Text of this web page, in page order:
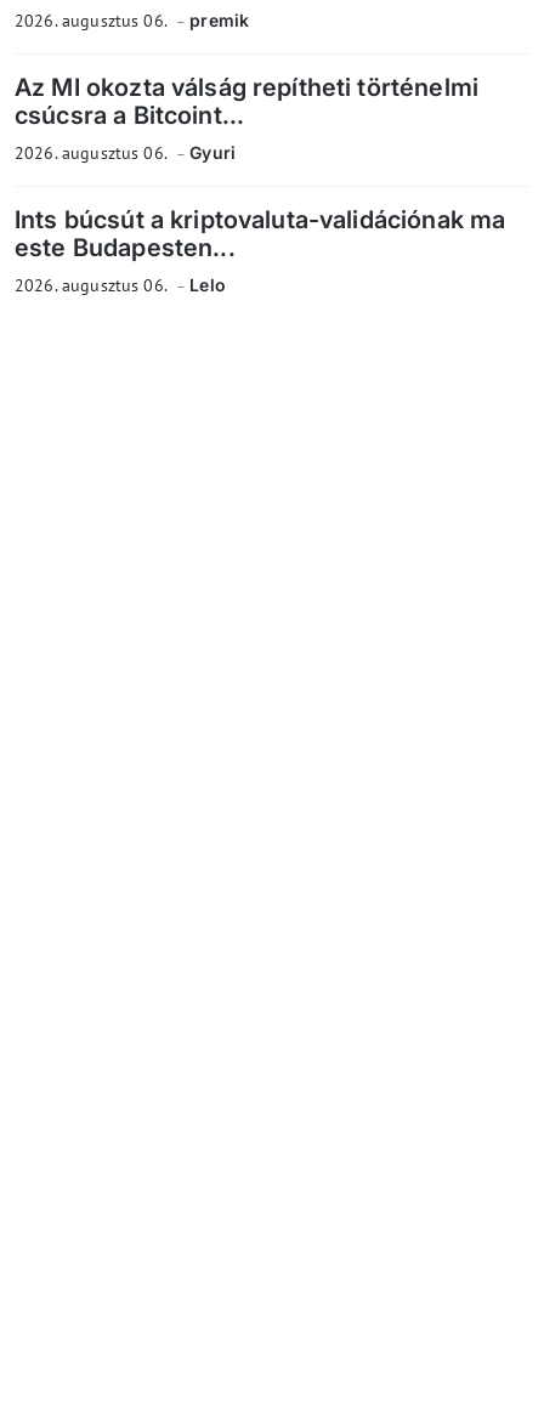
2026. augusztus 06. premik
Az MI okozta válság repítheti történelmi
csúcsra a Bitcoint...
2026. augusztus 06. Gyuri
Ints búcsút a kriptovaluta-validációnak ma
este Budapesten...
2026. augusztus 06. Lelo